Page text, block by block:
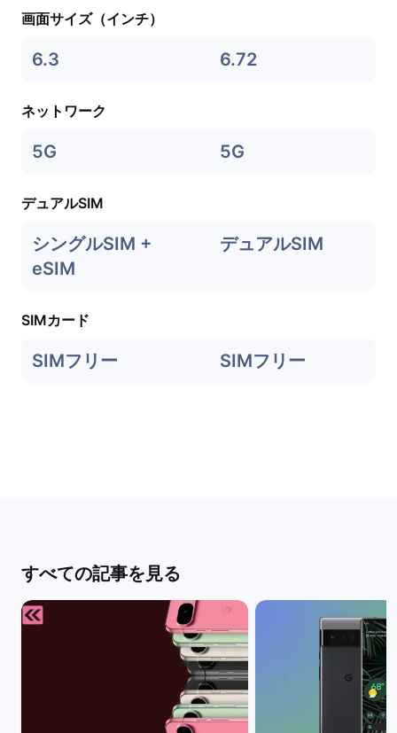
画面サイズ（インチ）
6.3 6.72
ネットワーク
5G 5G
デュアルSIM
シングルSIM +
eSIM
デュアルSIM
SIMカード
SIMフリー SIMフリー
すべての記事を見る